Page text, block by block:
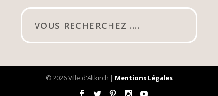
© 2026 Ville d'Altkirch | Mentions Légales